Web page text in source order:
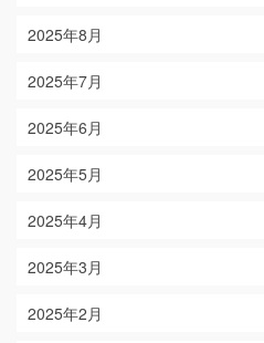
2025年8月
2025年7月
2025年6月
2025年5月
2025年4月
2025年3月
2025年2月